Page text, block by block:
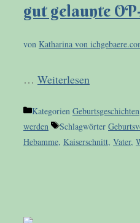
gut gelaunte
von Katharina von
… Weiterlesen
Kategorien Geburtsgeschichten
werden
Schlagwörter
Hebamme, Kaiserschnitt, Vater,